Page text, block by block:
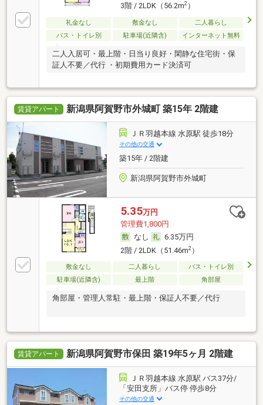
3階 / 2LDK（56.2m2）
礼金なし 敷金なし
二人暮らし
バス・トイレ別
駐車場(近隣含) インターネット無料
二人入居可・最上階・日当り良好・閑静な住宅街・保
証人不要／代行 ・初期費用カード決済可
賃貸アパート 新潟県阿賀野市外城町 築15年 2階建
ＪＲ羽越本線 水原駅 徒歩18分
その他の交通
築15年 / 2階建
新潟県阿賀野市外城町
5.35万円
管理費1,800円
なし
6.35万円
2階 / 2LDK（51.46m2）
敷金なし 二人暮らし
バス・トイレ別
駐車場(近隣含)
最上階 角部屋
角部屋・管理人常駐・最上階・保証人不要／代行
賃貸アパート 新潟県阿賀野市保田 築19年5ヶ月 2階建
ＪＲ羽越本線 水原駅 バス37分/
「安田支所」バス停 停歩8分
その他の交通